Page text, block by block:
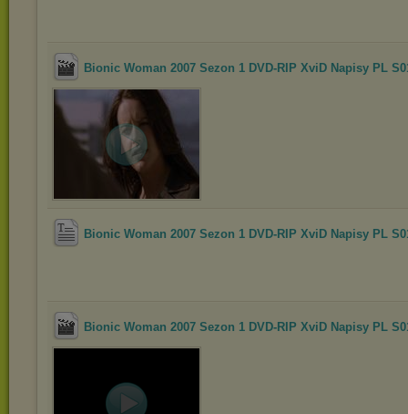
Bionic Woman 2007 Sezon 1 DVD-RIP XviD Napisy PL
Bionic Woman 2007 Sezon 1 DVD-RIP XviD Napisy PL
Bionic Woman 2007 Sezon 1 DVD-RIP XviD Napisy PL